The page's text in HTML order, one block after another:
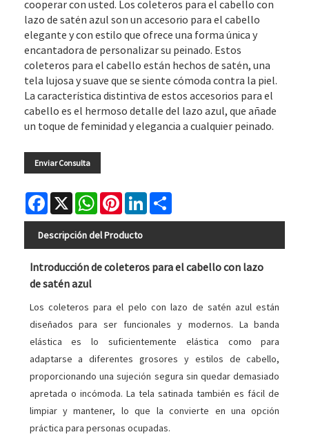
cooperar con usted. Los coleteros para el cabello con
lazo de satén azul son un accesorio para el cabello
elegante y con estilo que ofrece una forma única y
encantadora de personalizar su peinado. Estos
coleteros para el cabello están hechos de satén, una
tela lujosa y suave que se siente cómoda contra la piel.
La característica distintiva de estos accesorios para el
cabello es el hermoso detalle del lazo azul, que añade
un toque de feminidad y elegancia a cualquier peinado.
Enviar Consulta
Facebook
X WhatsAppPinterestLinkedIn
Descripción del Producto
Introducción de coleteros para el cabello con lazo
de satén azul
Los coleteros para el pelo con lazo de satén azul están
diseñados para ser funcionales y modernos. La banda
elástica es lo suficientemente elástica como para
adaptarse a diferentes grosores y estilos de cabello,
proporcionando una sujeción segura sin quedar demasiado
apretada o incómoda. La tela satinada también es fácil de
limpiar y mantener, lo que la convierte en una opción
práctica para personas ocupadas.